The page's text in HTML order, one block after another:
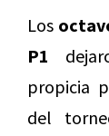
Los
P1
propicia
del